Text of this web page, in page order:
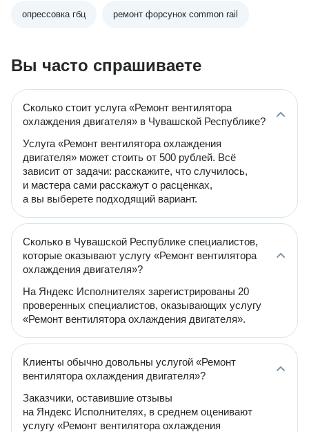
опрессовка гбц ремонт форсунок common rail
Вы часто спрашиваете
Сколько стоит услуга «Ремонт вентилятора
охлаждения двигателя» в Чувашской Республике?
Услуга «Ремонт вентилятора охлаждения
двигателя» может стоить от 500 рублей. Всё
зависит от задачи: расскажите, что случилось,
и мастера сами расскажут о расценках,
а вы выберете подходящий вариант.
Сколько в Чувашской Республике специалистов,
которые оказывают услугу «Ремонт вентилятора
охлаждения двигателя»?
На Яндекс Исполнителях зарегистрированы 20
проверенных специалистов, оказывающих услугу
«Ремонт вентилятора охлаждения двигателя».
Клиенты обычно довольны услугой «Ремонт
вентилятора охлаждения двигателя»?
Заказчики, оставившие отзывы
на Яндекс Исполнителях, в среднем оценивают
услугу «Ремонт вентилятора охлаждения